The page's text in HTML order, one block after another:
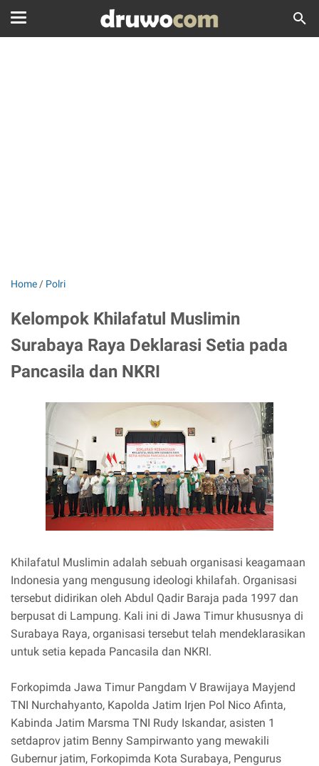
Home / Polri
Kelompok Khilafatul Muslimin
Surabaya Raya Deklarasi Setia pada
Pancasila dan NKRI
Khilafatul Muslimin adalah sebuah organisasi keagamaan
Indonesia yang mengusung ideologi khilafah. Organisasi
tersebut didirikan oleh Abdul Qadir Baraja pada 1997 dan
berpusat di Lampung. Kali ini di Jawa Timur khususnya di
Surabaya Raya, organisasi tersebut telah mendeklarasikan
untuk setia kepada Pancasila dan NKRI.
Forkopimda Jawa Timur Pangdam V Brawijaya Mayjend
TNI Nurchahyanto, Kapolda Jatim Irjen Pol Nico Afinta,
Kabinda Jatim Marsma TNI Rudy Iskandar, asisten 1
setdaprov jatim Benny Sampirwanto yang mewakili
Gubernur jatim, Forkopimda Kota Surabaya, Pengurus